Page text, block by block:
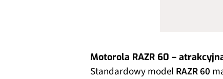
Motorola RAZR 60 –
Standardowy model RAZR 60